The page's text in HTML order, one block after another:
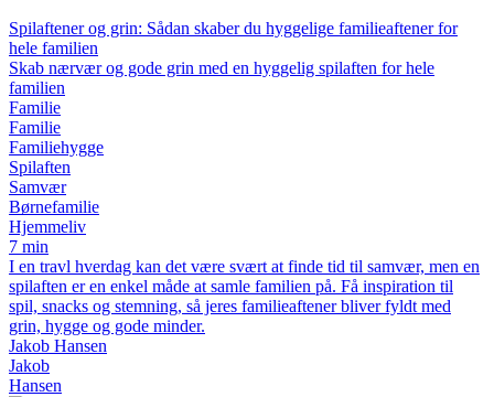
Spilaftener og grin: Sådan skaber du hyggelige familieaftener for
hele familien
Skab nærvær og gode grin med en hyggelig spilaften for hele
familien
Familie
Familie
Familiehygge
Spilaften
Samvær
Børnefamilie
Hjemmeliv
7 min
I en travl hverdag kan det være svært at finde tid til samvær, men en
spilaften er en enkel måde at samle familien på. Få inspiration til
spil, snacks og stemning, så jeres familieaftener bliver fyldt med
grin, hygge og gode minder.
Jakob Hansen
Jakob
Hansen